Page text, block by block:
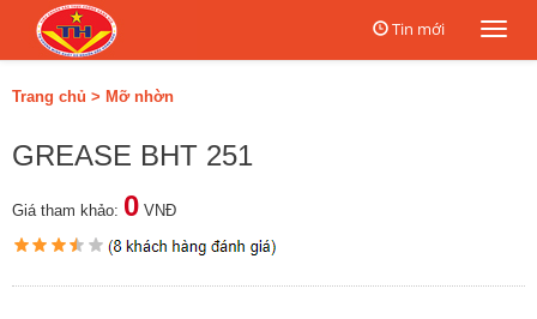
Tin mới
Trang chủ > Mỡ nhờn
GREASE BHT 251
Giá tham khảo: 0 VNĐ